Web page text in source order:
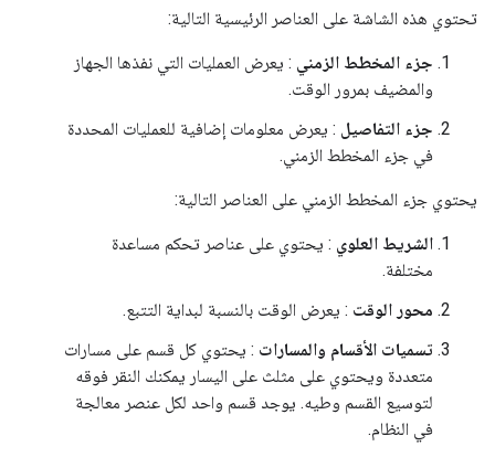
تحتوي هذه الشاشة على العناصر الرئيسية التالية:
جزء المخطط الزمني : يعرض العمليات التي نفذها الجهاز
والمضيف بمرور الوقت.
جزء التفاصيل : يعرض معلومات إضافية للعمليات المحددة
في جزء المخطط الزمني.
يحتوي جزء المخطط الزمني على العناصر التالية:
الشريط العلوي : يحتوي على عناصر تحكم مساعدة
مختلفة.
محور الوقت : يعرض الوقت بالنسبة لبداية التتبع.
تسميات الأقسام والمسارات : يحتوي كل قسم على مسارات
متعددة ويحتوي على مثلث على اليسار يمكنك النقر فوقه
لتوسيع القسم وطيه. يوجد قسم واحد لكل عنصر معالجة
في النظام.